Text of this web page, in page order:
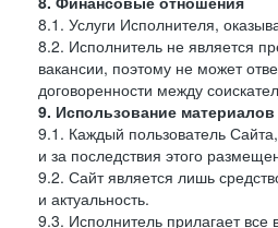
8.1. Услуги Исполнителя,
8.2. Исполнитель не является
вакансии, поэтому не может
договоренности между
9. Использование материалов
9.1. Каждый пользователь
и за последствия этого
9.2. Сайт является лишь
и актуальность.
9.3. Исполнитель прилагает